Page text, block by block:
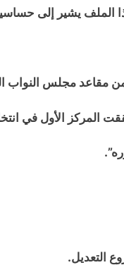
الملف يشير إلى
من مقاعد مجلس النواب
المركز الأول في
التعديل.